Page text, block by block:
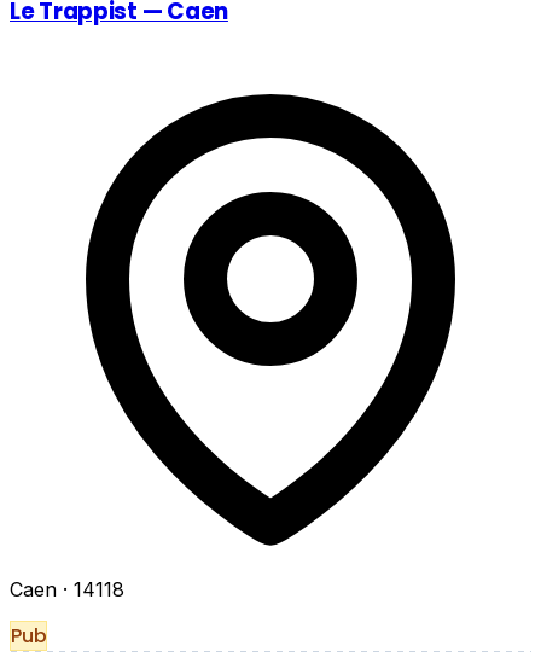
Le Trappist — Caen
Caen · 14118
Pub